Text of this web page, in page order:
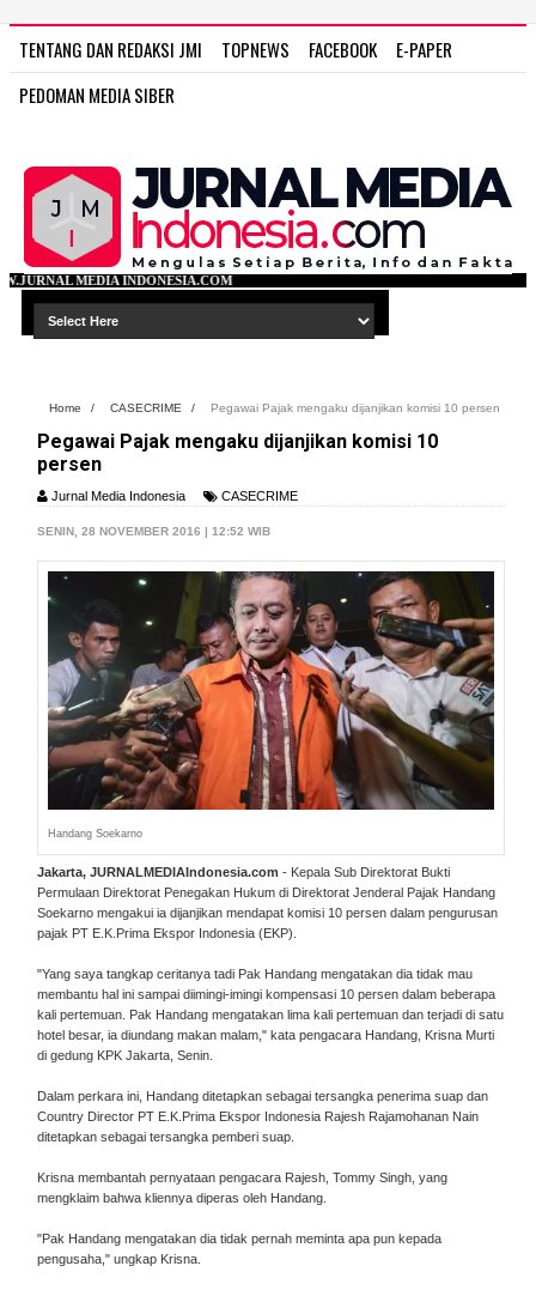
TENTANG DAN REDAKSI JMI TOPNEWS FACEBOOK
E-PAPER
PEDOMAN MEDIA SIBER
Home / CASECRIME / Pegawai Pajak mengaku dijanjikan komisi 10 persen
Pegawai Pajak mengaku dijanjikan komisi 10
persen
Jurnal Media Indonesia CASECRIME
SENIN, 28 NOVEMBER 2016 | 12:52 WIB
Handang Soekarno
Jakarta, JURNALMEDIAIndonesia.com - Kepala Sub Direktorat Bukti
Permulaan Direktorat Penegakan Hukum di Direktorat Jenderal Pajak Handang
Soekarno mengakui ia dijanjikan mendapat komisi 10 persen dalam pengurusan
pajak PT E.K.Prima Ekspor Indonesia (EKP).
"Yang saya tangkap ceritanya tadi Pak Handang mengatakan dia tidak mau
membantu hal ini sampai diimingi-imingi kompensasi 10 persen dalam beberapa
kali pertemuan. Pak Handang mengatakan lima kali pertemuan dan terjadi di satu
hotel besar, ia diundang makan malam," kata pengacara Handang, Krisna Murti
di gedung KPK Jakarta, Senin.
Dalam perkara ini, Handang ditetapkan sebagai tersangka penerima suap dan
Country Director PT E.K.Prima Ekspor Indonesia Rajesh Rajamohanan Nain
ditetapkan sebagai tersangka pemberi suap.
Krisna membantah pernyataan pengacara Rajesh, Tommy Singh, yang
mengklaim bahwa kliennya diperas oleh Handang.
"Pak Handang mengatakan dia tidak pernah meminta apa pun kepada
pengusaha," ungkap Krisna.